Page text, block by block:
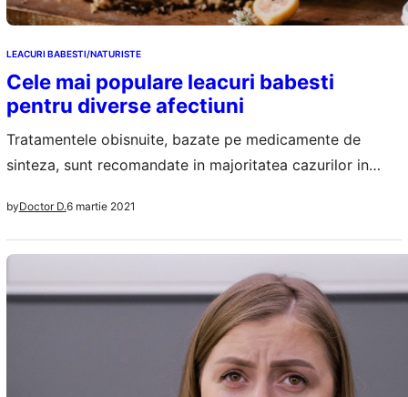
LEACURI BABESTI/NATURISTE
Cele mai populare leacuri babesti
pentru diverse afectiuni
Tratamentele obisnuite, bazate pe medicamente de
sinteza, sunt recomandate in majoritatea cazurilor in
trecut, cand nu se gaseau atat de multe medicamente
moderne, bolile erau tratate altfel. Asa numitele erau la
de…
byDoctor D.6 martie 2021